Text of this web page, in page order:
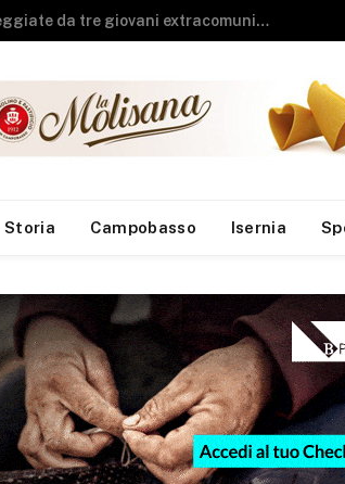
Guardia di Finanza, arrivano sei neo finanzieri al Reparto Aeronavale di Termoli
Storia Campobasso Isernia